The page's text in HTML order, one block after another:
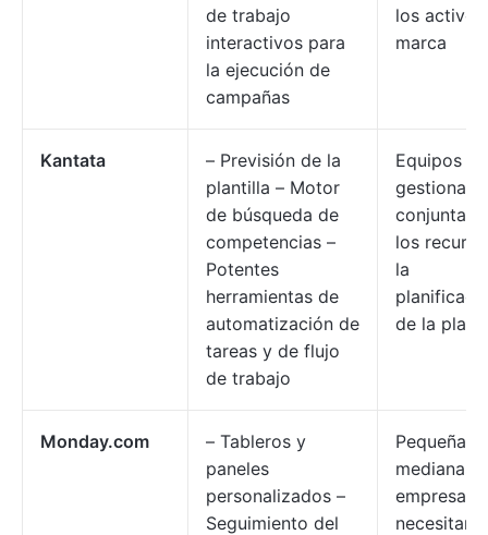
de trabajo
interactivos para
la ejecución de
campañas
los
marca
Kantata
– Previsión de la
plantilla – Motor
de búsqueda de
competencias –
Potentes
herramientas de
automatización de
tareas y de flujo
de trabajo
Equipos
gestionan
los
la
de la
Monday.com
– Tableros y
paneles
personalizados –
Seguimiento del
Pequeñas
medianas
empresas
necesitan